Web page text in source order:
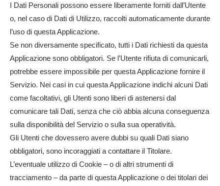
I Dati Personali possono essere liberamente forniti dall’Utente
o, nel caso di Dati di Utilizzo, raccolti automaticamente durante
l’uso di questa Applicazione.
Se non diversamente specificato, tutti i Dati richiesti da questa
Applicazione sono obbligatori. Se l’Utente rifiuta di comunicarli,
potrebbe essere impossibile per questa Applicazione fornire il
Servizio. Nei casi in cui questa Applicazione indichi alcuni Dati
come facoltativi, gli Utenti sono liberi di astenersi dal
comunicare tali Dati, senza che ciò abbia alcuna conseguenza
sulla disponibilità del Servizio o sulla sua operatività.
Gli Utenti che dovessero avere dubbi su quali Dati siano
obbligatori, sono incoraggiati a contattare il Titolare.
L’eventuale utilizzo di Cookie – o di altri strumenti di
tracciamento – da parte di questa Applicazione o dei titolari dei